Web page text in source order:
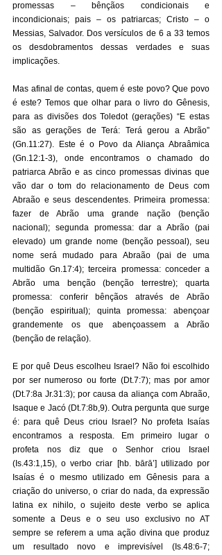
promessas – bênçãos condicionais e
incondicionais; pais – os patriarcas; Cristo – o
Messias, Salvador. Dos versículos de 6 a 33 temos
os desdobramentos dessas verdades e suas
implicações.
Mas afinal de contas, quem é este povo? Que povo
é este? Temos que olhar para o livro do Gênesis,
para as divisões dos Toledot (gerações) “E estas
são as gerações de Terá: Terá gerou a Abrão”
(Gn.11:27). Este é o Povo da Aliança Abraâmica
(Gn.12:1-3), onde encontramos o chamado do
patriarca Abrão e as cinco promessas divinas que
vão dar o tom do relacionamento de Deus com
Abraão e seus descendentes. Primeira promessa:
fazer de Abrão uma grande nação (benção
nacional); segunda promessa: dar a Abrão (pai
elevado) um grande nome (benção pessoal), seu
nome será mudado para Abraão (pai de uma
multidão Gn.17:4); terceira promessa: conceder a
Abrão uma benção (benção terrestre); quarta
promessa: conferir bênçãos através de Abrão
(benção espiritual); quinta promessa: abençoar
grandemente os que abençoassem a Abrão
(benção de relação).
E por quê Deus escolheu Israel? Não foi escolhido
por ser numeroso ou forte (Dt.7:7); mas por amor
(Dt.7:8a Jr.31:3); por causa da aliança com Abraão,
Isaque e Jacó (Dt.7:8b,9). Outra pergunta que surge
é: para quê Deus criou Israel? No profeta Isaías
encontramos a resposta. Em primeiro lugar o
profeta nos diz que o Senhor criou Israel
(Is.43:1,15), o verbo criar [hb. bārā’] utilizado por
Isaías é o mesmo utilizado em Gênesis para a
criação do universo, o criar do nada, da expressão
latina ex nihilo, o sujeito deste verbo se aplica
somente a Deus e o seu uso exclusivo no AT
sempre se referem a uma ação divina que produz
um resultado novo e imprevisível (Is.48:6-7;